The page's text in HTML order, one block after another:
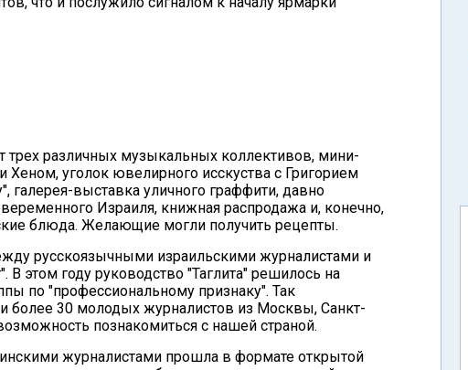
трех различных музыкальных коллективов, мини-
Хеном, уголок ювелирного исскуства с Григорием
выставка уличного граффити, давно
Израиля, книжная распродажа и, конечно,
блюда. Желающие могли получить рецепты.
русскоязычными израильскими журналистами и
В этом году руководство "Таглита" решилось на
по "профессиональному признаку". Так
более 30 молодых журналистов из Москвы, Санкт-
познакомиться с нашей страной.
журналистами прошла в формате открытой